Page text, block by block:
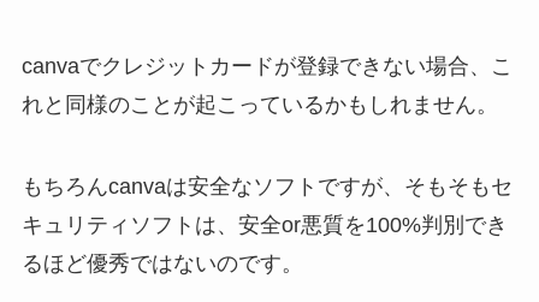
canvaでクレジットカードが登録できない場合、こ
れと同様のことが起こっているかもしれません。
もちろんcanvaは安全なソフトですが、そもそもセ
キュリティソフトは、安全or悪質を100%判別でき
るほど優秀ではないのです。